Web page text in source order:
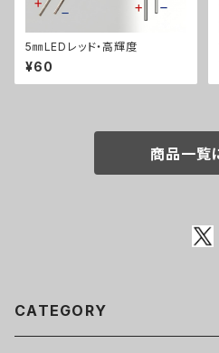
5㎜LEDレッド・高輝度
¥60
商品一覧
CATEGORY